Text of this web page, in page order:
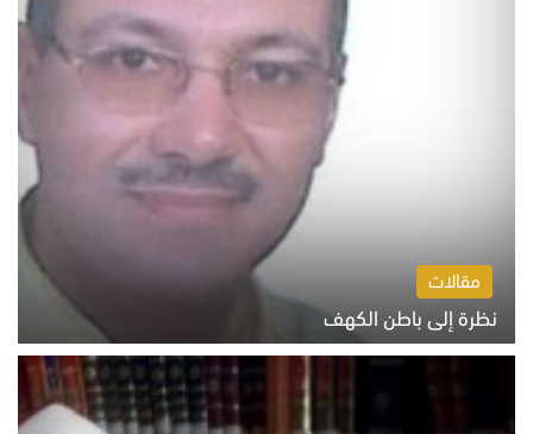
مقالات
نظرة إلى باطن الكهف
السبت 8 أغسطس 2026 11:04 ص